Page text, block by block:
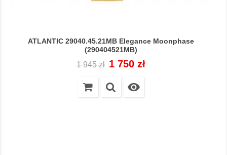
ATLANTIC 29040.45.21MB Elegance Moonphase
(290404521MB)
Cena
1 945 zł Cena
1 750 zł
